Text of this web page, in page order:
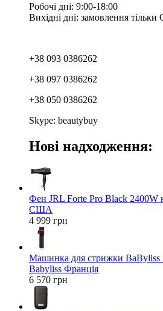
Робочі дні: 9:00-18:00
Вихідні дні: замовлення тільки
+38 093 0386262
+38 097 0386262
+38 050 0386262
Skype: beautybuy
Нові надходження:
Фен JRL Forte Pro Black 2400W
США
4 999 грн
Машинка для стрижки
Babyliss Франція
6 570 грн